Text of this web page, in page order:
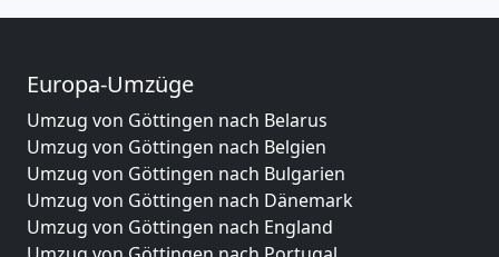
Europa-Umzüge
Umzug von Göttingen nach Belarus
Umzug von Göttingen nach Belgien
Umzug von Göttingen nach Bulgarien
Umzug von Göttingen nach Dänemark
Umzug von Göttingen nach England